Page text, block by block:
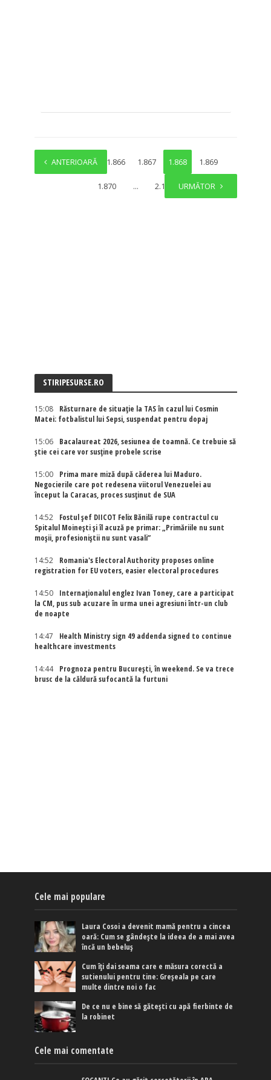
ANTERIOARĂ
1 … 1.866 1.867 1.868 1.869
1.870 … 2.136 URMĂTOR
STIRIPESURSE.RO
15:08
Răsturnare de situație la TAS în cazul lui Cosmin
Matei: fotbalistul lui Sepsi, suspendat pentru dopaj
15:06
Bacalaureat 2026, sesiunea de toamnă. Ce trebuie să
știe cei care vor susține probele scrise
15:00
Prima mare miză după căderea lui Maduro.
Negocierile care pot redesena viitorul Venezuelei au
început la Caracas, proces susținut de SUA
14:52
Fostul șef DIICOT Felix Bănilă rupe contractul cu
Spitalul Moinești și îl acuză pe primar: „Primăriile nu sunt
moșii, profesioniștii nu sunt vasali”
14:52
Romania's Electoral Authority proposes online
registration for EU voters, easier electoral procedures
14:50
Internaţionalul englez Ivan Toney, care a participat
la CM, pus sub acuzare în urma unei agresiuni într-un club
de noapte
14:47
Health Ministry sign 49 addenda signed to continue
healthcare investments
14:44
Prognoza pentru București, în weekend. Se va trece
brusc de la căldură sufocantă la furtuni
Cele mai populare
Laura Cosoi a devenit mamă pentru a cincea
oară: Cum se gândește la ideea de a mai avea
încă un bebeluș
Cum îți dai seama care e măsura corectă a
sutienului pentru tine: Greșeala pe care
multe dintre noi o fac
De ce nu e bine să gătești cu apă fierbinte de
la robinet
Cele mai comentate